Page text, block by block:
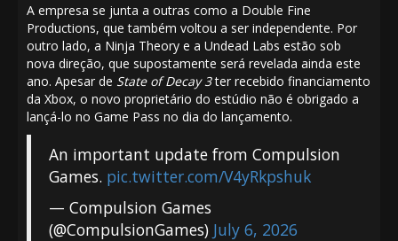
A empresa se junta a outras como a Double Fine
Productions, que também voltou a ser independente. Por
outro lado, a Ninja Theory e a Undead Labs estão sob
nova direção, que supostamente será revelada ainda este
ano. Apesar de State of Decay 3ter recebido financiamento
da Xbox, o novo proprietário do estúdio não é obrigado a
lançá-lo no Game Pass no dia do lançamento.
An important update from Compulsion
Games. pic.twitter.com/V4yRkpshuk
— Compulsion Games
(@CompulsionGames) July 6, 2026